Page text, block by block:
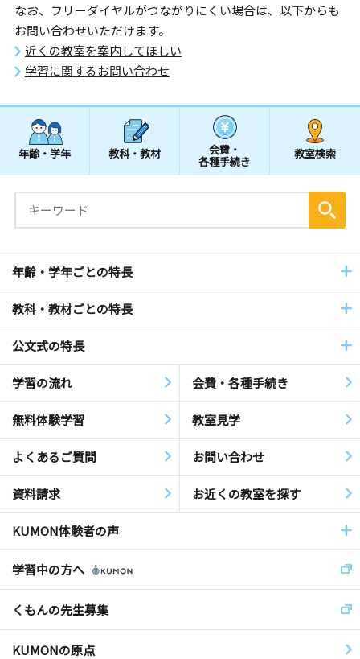
なお、フリーダイヤルがつながりにくい場合は、以下からも
お問い合わせいただけます。
近くの教室を案内してほしい
学習に関するお問い合わせ
年齢・学年 教科・教材 会費・
各種手続き
教室検索
年齢・学年ごとの特長
教科・教材ごとの特長
公文式の特長
学習の流れ 会費・各種手続き
無料体験学習 教室見学
よくあるご質問 お問い合わせ
資料請求 お近くの教室を探す
KUMON体験者の声
学習中の方へ
くもんの先生募集
KUMONの原点